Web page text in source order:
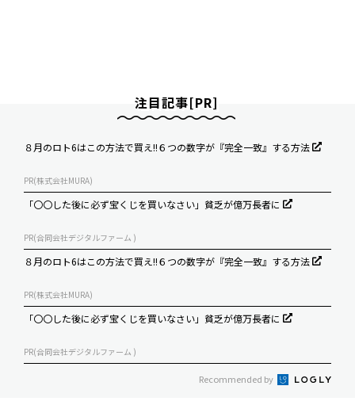
注目記事[PR]
８月のロト6はこの方法で買え!!６つの数字が『完全一致』する方法
PR(株式会社MURA)
「〇〇した後に必ず宝くじを買いなさい」貧乏が億万長者に
PR(合同会社デジタルファーム )
８月のロト6はこの方法で買え!!６つの数字が『完全一致』する方法
PR(株式会社MURA)
「〇〇した後に必ず宝くじを買いなさい」貧乏が億万長者に
PR(合同会社デジタルファーム )
Recommended by